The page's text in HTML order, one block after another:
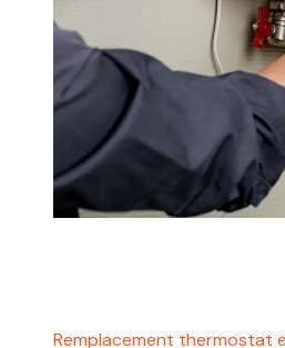
Remplacement thermostat